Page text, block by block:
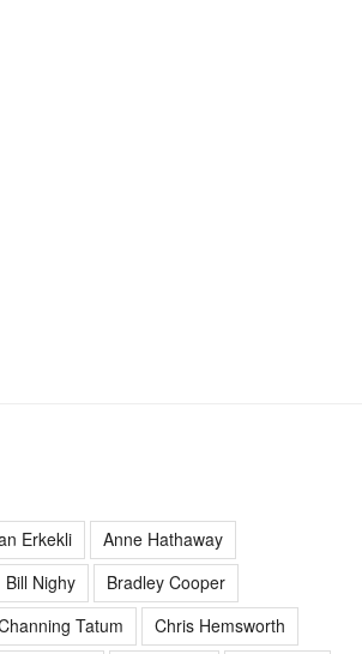
Erkekli
Anne Hathaway
Bill Nighy
Bradley Cooper
Tatum
Chris Hemsworth